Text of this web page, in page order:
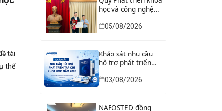
tài
thể
học và công nghệ
trao Bằng khen của
tập thể, cá nhân có
thành tích xuất sắc
05/08/2026
Khảo sát nhu cầu
hỗ trợ phát triển
năm 2026
03/08/2026
NAFOSTED đồng